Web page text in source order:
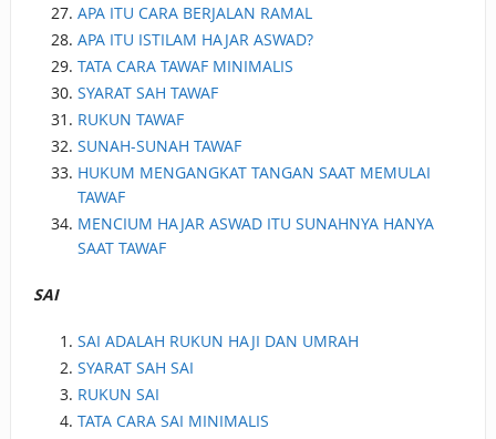
APA ITU CARA BERJALAN RAMAL
APA ITU ISTILAM HAJAR ASWAD?
TATA CARA TAWAF MINIMALIS
SYARAT SAH TAWAF
RUKUN TAWAF
SUNAH-SUNAH TAWAF
HUKUM MENGANGKAT TANGAN SAAT MEMULAI
TAWAF
MENCIUM HAJAR ASWAD ITU SUNAHNYA HANYA
SAAT TAWAF
SAI
SAI ADALAH RUKUN HAJI DAN UMRAH
SYARAT SAH SAI
RUKUN SAI
TATA CARA SAI MINIMALIS